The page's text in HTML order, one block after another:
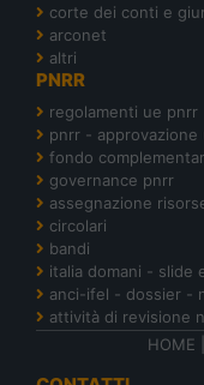
corte dei conti e
arconet
altri
PNRR
regolamenti ue pnrr
pnrr -
fondo
governance pnrr
assegnazione
circolari
bandi
italia domani - slide
anci-ifel - dossier -
attività di revisione
HOME